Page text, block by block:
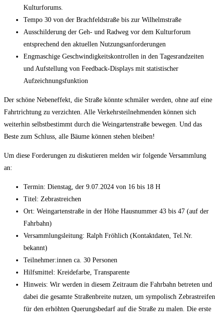
Kulturforums.
Tempo 30 von der Brachfeldstraße bis zur Wilhelmstraße
Ausschilderung der Geh- und Radweg vor dem Kulturforum
entsprechend den aktuellen Nutzungsanforderungen
Engmaschige Geschwindigkeitskontrollen in den Tagesrandzeiten
und Aufstellung von Feedback-Displays mit statistischer
Aufzeichnungsfunktion
Der schöne Nebeneffekt, die Straße könnte schmäler werden, ohne auf eine
Fahrtrichtung zu verzichten. Alle Verkehrsteilnehmenden können sich
weiterhin selbstbestimmt durch die Weingartenstraße bewegen. Und das
Beste zum Schluss, alle Bäume können stehen bleiben!
Um diese Forderungen zu diskutieren melden wir folgende Versammlung
an:
Termin: Dienstag, der 9.07.2024 von 16 bis 18 H
Titel: Zebrastreichen
Ort: Weingartenstraße in der Höhe Hausnummer 43 bis 47 (auf der
Fahrbahn)
Versammlungsleitung: Ralph Fröhlich (Kontaktdaten, Tel.Nr.
bekannt)
Teilnehmer:innen ca. 30 Personen
Hilfsmittel: Kreidefarbe, Transparente
Hinweis: Wir werden in diesem Zeitraum die Fahrbahn betreten und
dabei die gesamte Straßenbreite nutzen, um sympolisch Zebrastreifen
für den erhöhten Querungsbedarf auf die Straße zu malen. Die erste